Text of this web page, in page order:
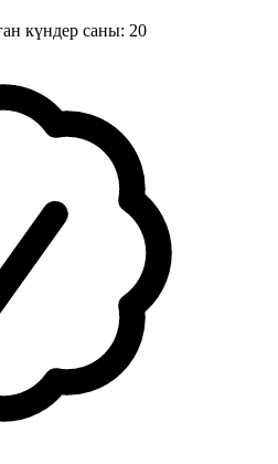
күндер саны: 20